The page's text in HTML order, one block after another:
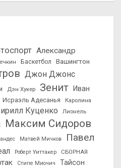
Александр
Баскетбол
Вашингтон
Джон Джонс
Дэн Хукер Зенит
Иван
Исраэль Адесанья
Каролина
Куценко
Лионель
Максим Сидоров
Матвей Мичков
Павел
Роберт Уиттакер
СБОРНАЯ
Стипе Миочич
Тайсон